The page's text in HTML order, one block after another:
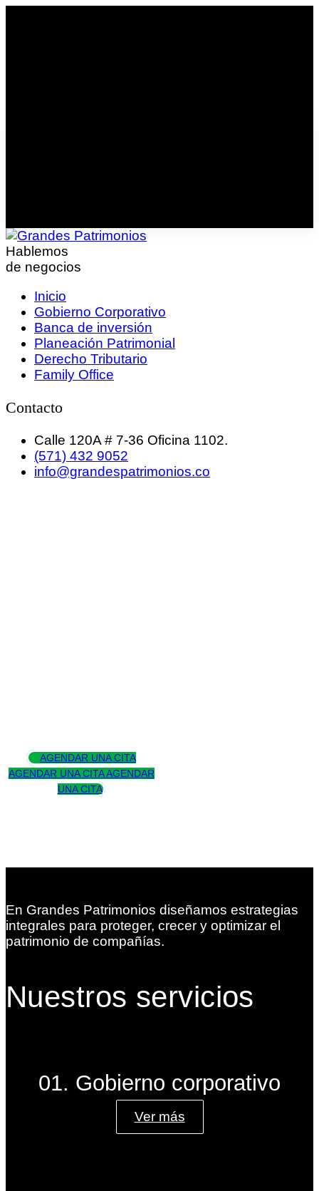
Hablemos
de negocios
Inicio
Gobierno Corporativo
Banca de inversión
Planeación Patrimonial
Derecho Tributario
Family Office
Contacto
Calle 120A # 7-36 Oficina 1102.
(571) 432 9052
info@grandespatrimonios.co
AGENDAR UNA CITA
AGENDAR UNA CITA AGENDAR
UNA CITA
En Grandes Patrimonios diseñamos estrategias
integrales para proteger, crecer y optimizar el
patrimonio de compañías.
Nuestros servicios
01. Gobierno corporativo
Ver más